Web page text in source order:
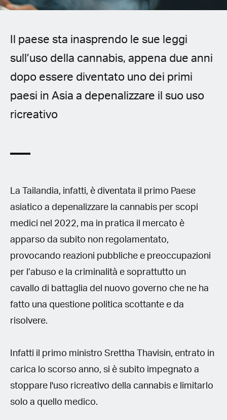
Czech
Polish
Il paese sta inasprendo le sue leggi
sull’uso della cannabis, appena due anni
dopo essere diventato uno dei primi
paesi in Asia a depenalizzare il suo uso
ricreativo
La Tailandia, infatti, è diventata il primo Paese
asiatico a depenalizzare la cannabis per scopi
medici nel 2022, ma in pratica il mercato è
apparso da subito non regolamentato,
provocando reazioni pubbliche e preoccupazioni
per l’abuso e la criminalità e soprattutto un
cavallo di battaglia del nuovo governo che ne ha
fatto una questione politica scottante e da
risolvere.
Infatti il primo ministro Srettha Thavisin, entrato in
carica lo scorso anno, si è subito impegnato a
stoppare l'uso ricreativo della cannabis e limitarlo
solo a quello medico.